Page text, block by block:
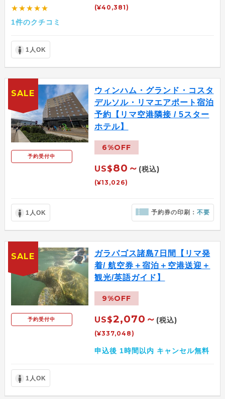
★★★★★
1件のクチコミ
(¥40,381)
1人OK
予約受付中
ウィンハム・グランド・コスタ
デルソル・リマエアポート宿泊
予約【リマ空港隣接 / 5スター
ホテル】
6%OFF
US$80～ (税込)
(¥13,026)
1人OK 予約券の印刷：不要
SALE
予約受付中
ガラパゴス諸島7日間【リマ発
着/ 航空券＋宿泊＋空港送迎＋
観光/英語ガイド】
9%OFF
US$2,070～ (税込)
(¥337,048)
申込後 1時間以内 キャンセル無料
1人OK
SALE